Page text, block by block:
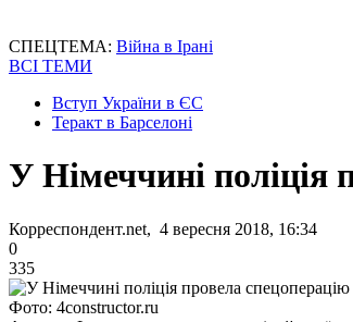
СПЕЦТЕМА: Війна в Ірані
ВСІ ТЕМИ
Вступ України в ЄС
Теракт в Барселоні
У Німеччині поліція
Корреспондент.net, 4 вересня 2018, 16:34
0
335
Фото: 4constructor.ru